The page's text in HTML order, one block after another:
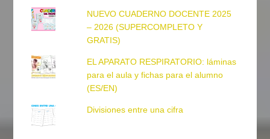
NUEVO CUADERNO DOCENTE 2025
– 2026 (SUPERCOMPLETO Y
GRATIS)
EL APARATO RESPIRATORIO: láminas
para el aula y fichas para el alumno
(ES/EN)
Divisiones entre una cifra